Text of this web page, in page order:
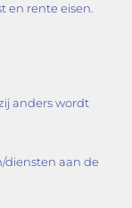
en rente eisen.
anders wordt
diensten aan de